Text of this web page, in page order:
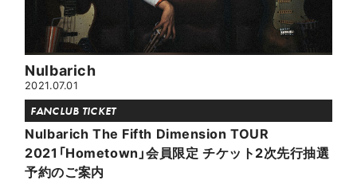
Nulbarich
2021.07.01
FANCLUB TICKET
Nulbarich The Fifth Dimension TOUR
2021「Hometown」会員限定 チケット2次先行抽選
予約のご案内